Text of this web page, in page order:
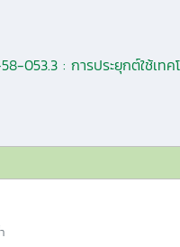
053.3 : การประยุกต์ใช้เท